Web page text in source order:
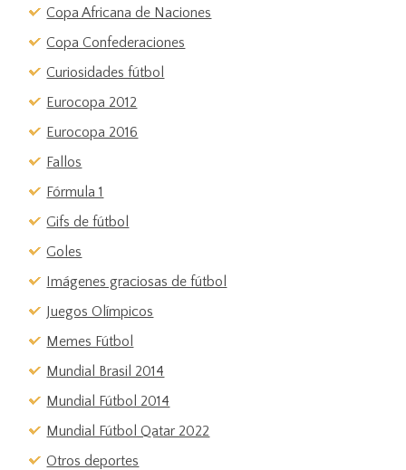
Copa Africana de Naciones
Copa Confederaciones
Curiosidades fútbol
Eurocopa 2012
Eurocopa 2016
Fallos
Fórmula 1
Gifs de fútbol
Goles
Imágenes graciosas de fútbol
Juegos Olímpicos
Memes Fútbol
Mundial Brasil 2014
Mundial Fútbol 2014
Mundial Fútbol Qatar 2022
Otros deportes